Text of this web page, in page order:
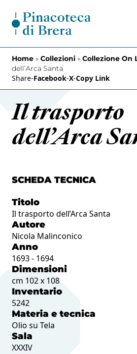
Home » Collezioni » Collezione On
dell’Arca Santa
Share-Facebook-X-Copy Link
Il trasporto
dell’Arca
SCHEDA TECNICA
Titolo
Il trasporto dell’Arca Santa
Autore
Nicola Malinconico
Anno
1693 - 1694
Dimensioni
cm 102 x 108
Inventario
5242
Materia e tecnica
Olio su Tela
Sala
XXXIV